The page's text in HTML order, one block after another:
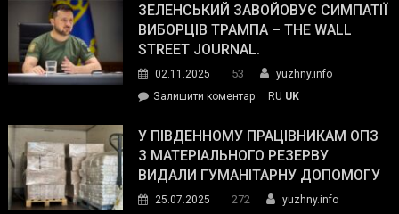
ЗЕЛЕНСЬКИЙ ЗАВОЙОВУЄ СИМПАТІЇ
ВИБОРЦІВ ТРАМПА – THE WALL
STREET JOURNAL.
02.11.2025 53
yuzhny.info
Залишити коментарon
завойовує
симпатії
виборців
RU UK
У ПІВДЕННОМУ ПРАЦІВНИКАМ ОПЗ
З МАТЕРІАЛЬНОГО РЕЗЕРВУ
ВИДАЛИ ГУМАНІТАРНУ ДОПОМОГУ
25.07.2025 272
yuzhny.info